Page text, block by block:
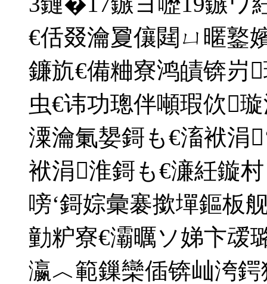
€佸叕瀹夐儴閮ㄩ暱鐜
鐮斻€備粬寮鸿皟锛岃
虫€讳功璁伴噸瑕佽
潥瀹氭嫢鎶も€滀袱涓
袱涓淮鎶も€濓紝鏇
嗙‘鎶婃彙褰撳墠鏂板
勭粐寮€灞曞ソ娣卞叆
瀛︿範鏁欒偛锛屾洿